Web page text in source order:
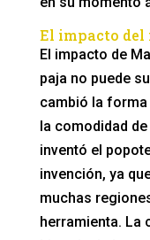
El impacto del
El impacto de
paja no puede
cambió la
la comodidad
inventó el
invención, ya
muchas
herramienta. La